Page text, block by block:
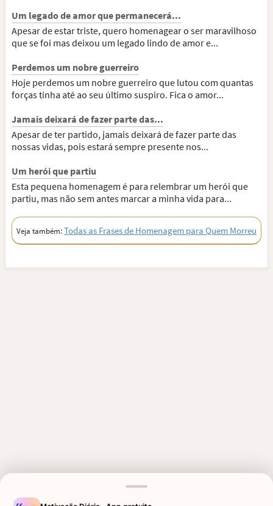
Um legado de amor que permanecerá...
Apesar de estar triste, quero homenagear o ser maravilhoso
que se foi mas deixou um legado lindo de amor e...
Perdemos um nobre guerreiro
Hoje perdemos um nobre guerreiro que lutou com quantas
forças tinha até ao seu último suspiro. Fica o amor...
Jamais deixará de fazer parte das...
Apesar de ter partido, jamais deixará de fazer parte das
nossas vidas, pois estará sempre presente nos...
Um herói que partiu
Esta pequena homenagem é para relembrar um herói que
partiu, mas não sem antes marcar a minha vida para...
Veja também:Todas as Frases de Homenagem para Quem Morreu
MENSAGENS RELACIONADAS
PARA UMA PESSOA ESPECIAL